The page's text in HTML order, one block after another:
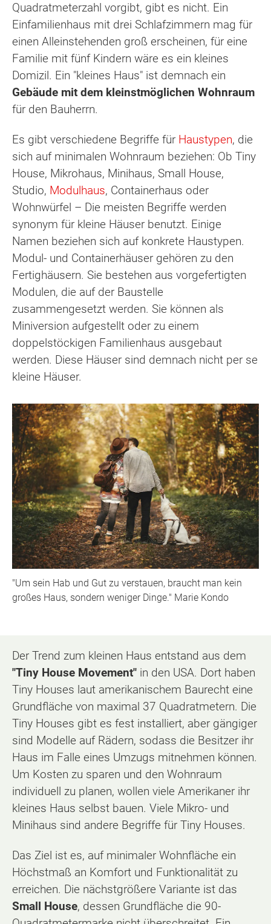
"Um sein Hab und Gut zu verstauen, braucht man kein
großes Haus, sondern weniger Dinge." Marie Kondo
Quadratmeterzahl vorgibt, gibt es nicht. Ein
Einfamilienhaus mit drei Schlafzimmern mag für
einen Alleinstehenden groß erscheinen, für eine
Familie mit fünf Kindern wäre es ein kleines
Domizil. Ein "kleines Haus" ist demnach ein
Gebäude mit dem kleinstmöglichen Wohnraum
für den Bauherrn.
Es gibt verschiedene Begriffe für Haustypen, die
sich auf minimalen Wohnraum beziehen: Ob Tiny
House, Mikrohaus, Minihaus, Small House,
Studio, Modulhaus, Containerhaus oder
Wohnwürfel – Die meisten Begriffe werden
synonym für kleine Häuser benutzt. Einige
Namen beziehen sich auf konkrete Haustypen.
Modul- und Containerhäuser gehören zu den
Fertighäusern. Sie bestehen aus vorgefertigten
Modulen, die auf der Baustelle
zusammengesetzt werden. Sie können als
Miniversion aufgestellt oder zu einem
doppelstöckigen Familienhaus ausgebaut
werden. Diese Häuser sind demnach nicht per se
kleine Häuser.
Der Trend zum kleinen Haus entstand aus dem
"Tiny House Movement" in den USA. Dort haben
Tiny Houses laut amerikanischem Baurecht eine
Grundfläche von maximal 37 Quadratmetern. Die
Tiny Houses gibt es fest installiert, aber gängiger
sind Modelle auf Rädern, sodass die Besitzer ihr
Haus im Falle eines Umzugs mitnehmen können.
Um Kosten zu sparen und den Wohnraum
individuell zu planen, wollen viele Amerikaner ihr
kleines Haus selbst bauen. Viele Mikro- und
Minihaus sind andere Begriffe für Tiny Houses.
Das Ziel ist es, auf minimaler Wohnfläche ein
Höchstmaß an Komfort und Funktionalität zu
erreichen. Die nächstgrößere Variante ist das
Small House, dessen Grundfläche die 90-